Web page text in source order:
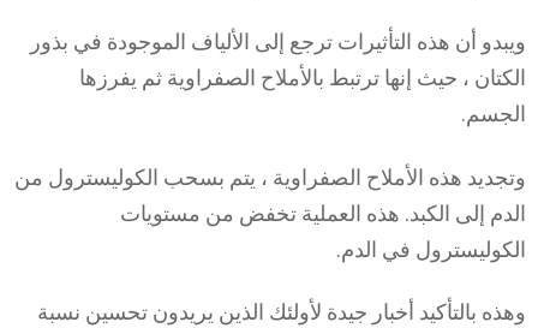
ويبدو أن هذه التأثيرات ترجع إلى الألياف الموجودة في بذور
الكتان ، حيث إنها ترتبط بالأملاح الصفراوية ثم يفرزها
الجسم.
وتجديد هذه الأملاح الصفراوية ، يتم بسحب الكوليسترول من
الدم إلى الكبد. هذه العملية تخفض من مستويات
الكوليسترول في الدم.
وهذه بالتأكيد أخبار جيدة لأولئك الذين يريدون تحسين نسبة